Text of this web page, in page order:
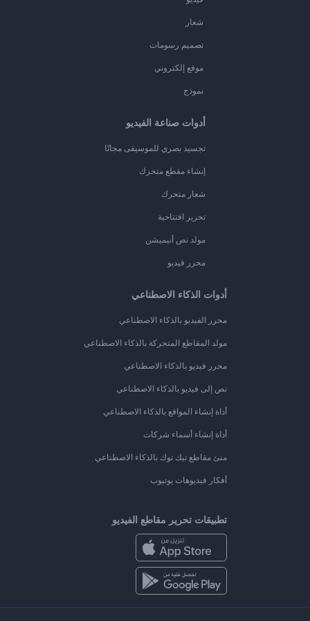
شعار
تصميم رسومات
موقع إلكتروني
نموذج
أدوات صناعة الفيديو
تجسيد بصري للموسيقى مجانًا
إنشاء مقطع متحرك
شعار متحرك
تحرير افتتاحية
مولد نص أنيميشن
محرر فيديو
أدوات الذكاء الاصطناعي
محرر الفيديو بالذكاء الاصطناعي
مولد المقاطع المتحركة بالذكاء الاصطناعي
محرر فيديو بالذكاء الاصطناعي
نص إلى فيديو بالذكاء الاصطناعي
أداة إنشاء المواقع بالذكاء الاصطناعي
أداة إنشاء أسماء شركات
منئ مقاطع تيك توك بالذكاء الاصطناعي
أفكار فيديوهات يوتيوب
تطبيقات تحرير مقاطع الفيديو